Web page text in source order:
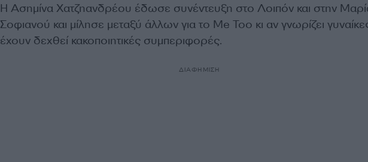
Η Ασημίνα Χατζηανδρέου έδωσε συνέντευξη στο Λοιπόν και στην
Σοφιανού και μίλησε μεταξύ άλλων για το Me Too κι αν γνωρίζει
έχουν δεχθεί κακοποιητικές συμπεριφορές.
ΔΙΑΦΗΜΙΣΗ